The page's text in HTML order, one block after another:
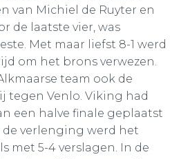
van Michiel de Ruyter en
de laatste vier, was
Met maar liefst 8-1 werd
om het brons verwezen.
team ook de
tegen Venlo. Viking had
een halve finale geplaatst
verlenging werd het
met 5-4 verslagen. In de